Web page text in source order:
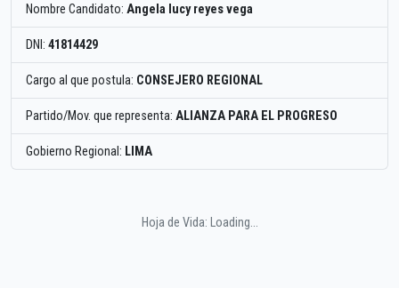
Nombre Candidato: Angela lucy reyes vega
DNI: 41814429
Cargo al que postula: CONSEJERO REGIONAL
Partido/Mov. que representa: ALIANZA PARA EL PROGRESO
Gobierno Regional: LIMA
Hoja de Vida: Loading...